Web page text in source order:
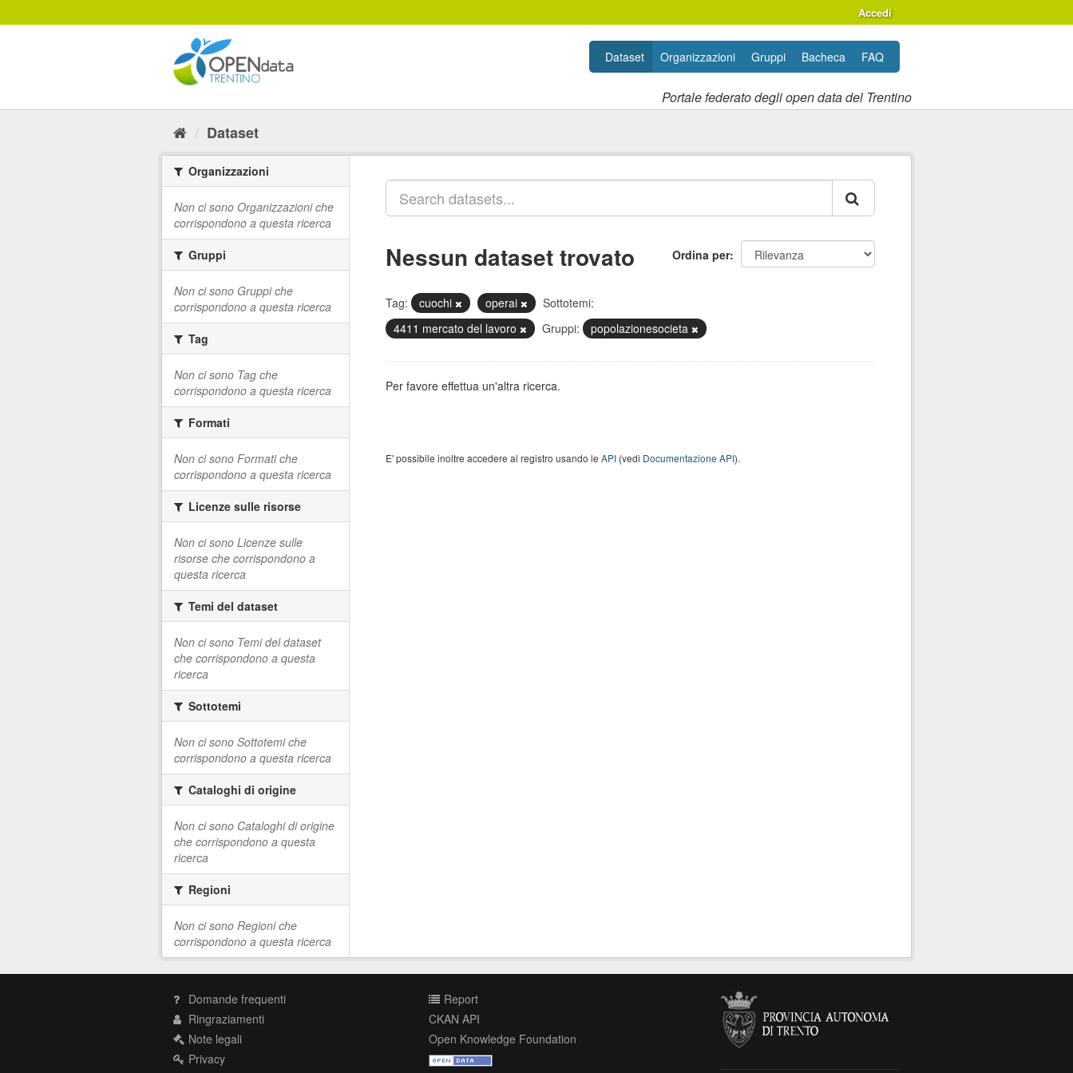
al
Accedi
Portale federato degli open data del Trentino
Dataset Organizzazioni Gruppi Bacheca FAQ
Dataset
Organizzazioni
Non ci sono Organizzazioni che
corrispondono a questa ricerca
Gruppi
Non ci sono Gruppi che
corrispondono a questa ricerca
Tag
Non ci sono Tag che
corrispondono a questa ricerca
Formati
Non ci sono Formati che
corrispondono a questa ricerca
Licenze sulle risorse
Non ci sono Licenze sulle
risorse che corrispondono a
questa ricerca
Temi del dataset
Non ci sono Temi del dataset
che corrispondono a questa
ricerca
Sottotemi
Non ci sono Sottotemi che
corrispondono a questa ricerca
Cataloghi di origine
Non ci sono Cataloghi di origine
che corrispondono a questa
ricerca
Regioni
Non ci sono Regioni che
corrispondono a questa ricerca
Ordina per
Nessun dataset trovato
Tag: cuochi operai
Sottotemi:
4411 mercato del lavoro
Gruppi: popolazionesocieta
Per favore effettua un'altra ricerca.
E' possibile inoltre accedere al registro usando le API(vedi Documentazione API).
Domande frequenti
Ringraziamenti
Note legali
Privacy
Report
CKAN API
Open Knowledge Foundation